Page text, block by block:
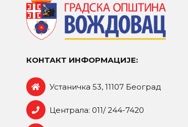
КОНТАКТ ИНФОРМАЦИЈЕ:
Устаничка 53, 11107 Београд
Централа: 011/ 244-7420